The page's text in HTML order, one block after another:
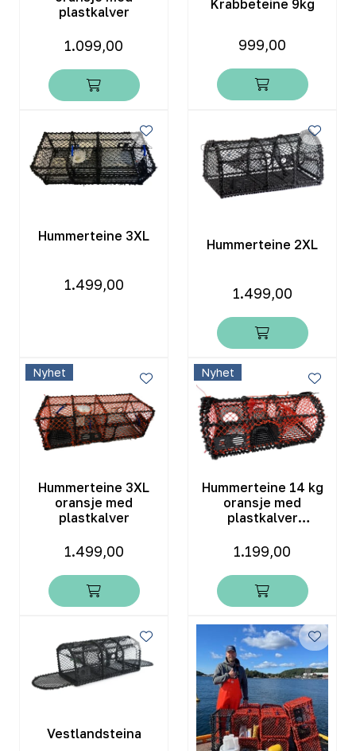
plastkalver
1.099,00
Krabbeteine 9kg
999,00
Hummerteine 3XL
1.499,00
Hummerteine 2XL
1.499,00
Nyhet
Hummerteine 3XL
oransje med
plastkalver
1.499,00
Nyhet
Hummerteine 14 kg
oransje med
plastkalver
1.199,00
Vestlandsteina